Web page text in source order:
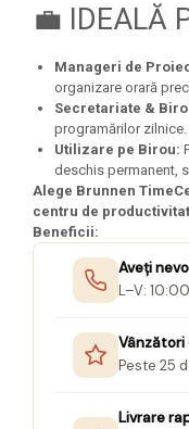
💼 IDEALĂ
Manageri de
organizare orară
Secretariate &
programărilor zilnice.
Utilizare pe Birou:
deschis permanent,
Alege Brunnen
centru de
Beneficii:
Aveți
L–V:
Peste 25
Livrare